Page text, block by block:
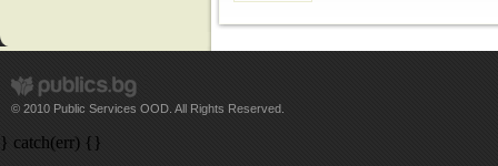
© 2010 Public Services OOD. All Rights Reserved.
} catch(err) {}